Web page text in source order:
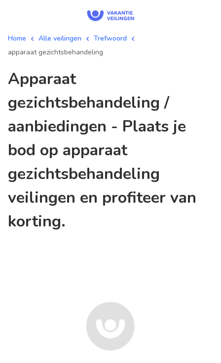
Home Alle veilingen
Trefwoord
apparaat gezichtsbehandeling
apparaat
gezichtsbehandeling /
aanbiedingen - Plaats je
bod op apparaat
gezichtsbehandeling
veilingen en profiteer van
korting.